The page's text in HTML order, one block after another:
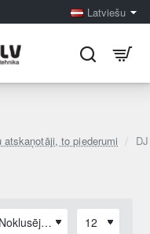
Latviešu
atskaņotāji, to piederumi